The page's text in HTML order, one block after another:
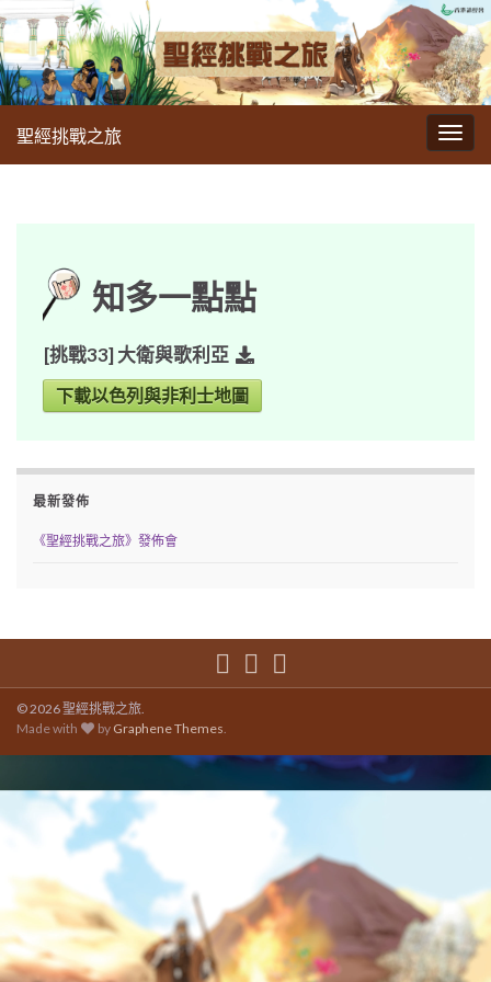
切
換
聖經挑戰之旅
知多一點點
[挑戰33] 大衛與歌利亞
下載以色列與非利士地圖
最新發佈
《聖經挑戰之旅》發佈會
© 2026 聖經挑戰之旅.
Made with
by Graphene Themes.